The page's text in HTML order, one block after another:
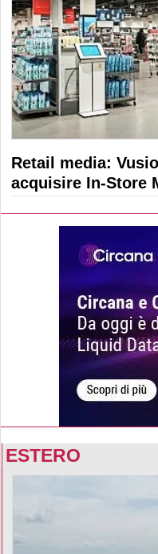
Retail media:
acquisire In-Store
ESTERO